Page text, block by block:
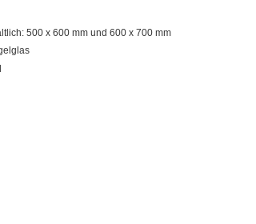
500 x 600 mm und 600 x 700 mm